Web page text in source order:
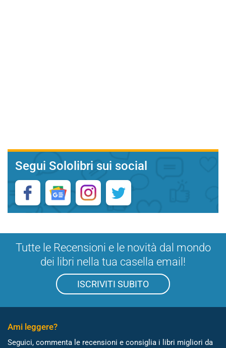
Segui Sololibri sui social
Tutte le Recensioni e le novità dal mondo
dei libri nella tua casella email!
ISCRIVITI SUBITO
Ami leggere?
Seguici, commenta le recensioni e consiglia i libri migliori da